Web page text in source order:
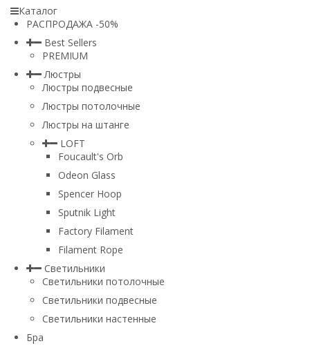
Каталог
РАСПРОДАЖА -50%
Best Sellers
PREMIUM
Люстры
Люстры подвесные
Люстры потолочные
Люстры на штанге
LOFT
Foucault's Orb
Odeon Glass
Spencer Hoop
Sputnik Light
Factory Filament
Filament Rope
Светильники
Светильники потолочные
Светильники подвесные
Светильники настенные
Бра